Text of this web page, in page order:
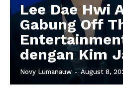
Lee Dae Hwi
Gabung Off
dengan Kim
Novy Lumanauw - August 8,